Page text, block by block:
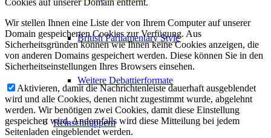
British Parliamentary Style
Weitere Debattierformate
Reinschnuppern
Cookies auf unserer Domain entfernt.
Wir stellen Ihnen eine Liste der von Ihrem Computer auf unserer
Domain gespeicherten Cookies zur Verfügung. Aus
Sicherheitsgründen können wie Ihnen keine Cookies anzeigen, die
von anderen Domains gespeichert werden. Diese können Sie in den
Sicherheitseinstellungen Ihres Browsers einsehen.
Aktivieren, damit die Nachrichtenleiste dauerhaft ausgeblendet
wird und alle Cookies, denen nicht zugestimmt wurde, abgelehnt
werden. Wir benötigen zwei Cookies, damit diese Einstellung
gespeichert wird. Andernfalls wird diese Mitteilung bei jedem
Seitenladen eingeblendet werden.